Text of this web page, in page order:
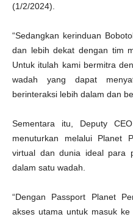
(1/2/2024).
“Sedangkan kerinduan
dan lebih dekat dengan tim
Untuk itulah kami bermitra
wadah yang dapat
berinteraksi lebih dalam dan
Sementara itu, Deputy
menuturkan melalui Planet
virtual dan dunia ideal para
dalam satu wadah.
“Dengan Passport Planet
akses utama untuk masuk